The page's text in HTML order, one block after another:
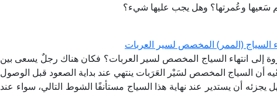
سَعيها وعُمرتها؟ وهل يجب عليها شيء؟
السياج (الممر) المخصص لسير العربات
إلى انتهاء السياج المخصص لسير العربات؟ فكان هناك رجلٌ يسعى بين
أن السياج المخصص لسَيْر العَرَبات ينتهي عند بداية الصعود قبل الوصول
يجزئه أن يستدير عند نهاية هذا السياج مستأنفًا الشوط التالي، سواء عند